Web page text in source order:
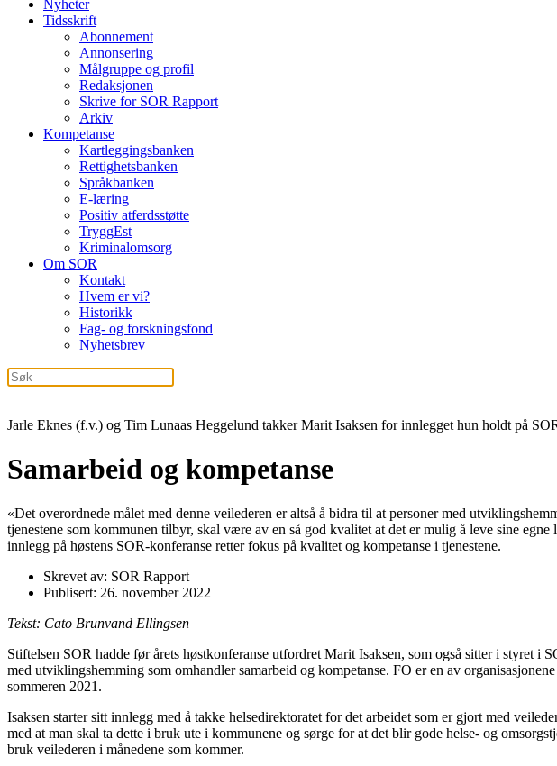
Nyheter
Tidsskrift
Abonnement
Annonsering
Målgruppe og profil
Redaksjonen
Skrive for SOR Rapport
Arkiv
Kompetanse
Kartleggingsbanken
Rettighetsbanken
Språkbanken
E-læring
Positiv atferdsstøtte
TryggEst
Kriminalomsorg
Om SOR
Kontakt
Hvem er vi?
Historikk
Fag- og forskningsfond
Nyhetsbrev
Jarle Eknes (f.v.) og Tim Lunaas Heggelund takker Marit Isaksen for innlegget hun holdt på
Samarbeid og kompetanse
«Det overordnede målet med denne veilederen er altså å bidra til at personer med
tjenestene som kommunen tilbyr, skal være av en så god kvalitet at det er mulig å leve sine
innlegg på høstens SOR-konferanse retter fokus på kvalitet og kompetanse i tjenestene.
Skrevet av: SOR Rapport
Publisert: 26. november 2022
Tekst: Cato Brunvand Ellingsen
Stiftelsen SOR hadde før årets høstkonferanse utfordret Marit Isaksen, som også sitter i styret i
med utviklingshemming som omhandler samarbeid og kompetanse. FO er en av
sommeren 2021.
Isaksen starter sitt innlegg med å takke helsedirektoratet for det arbeidet som er gjort med
med at man skal ta dette i bruk ute i kommunene og sørge for at det blir gode helse- og
bruk veilederen i månedene som kommer.